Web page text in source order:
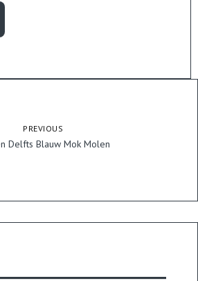
PREVIOUS
Delfts Blauw Mok Molen